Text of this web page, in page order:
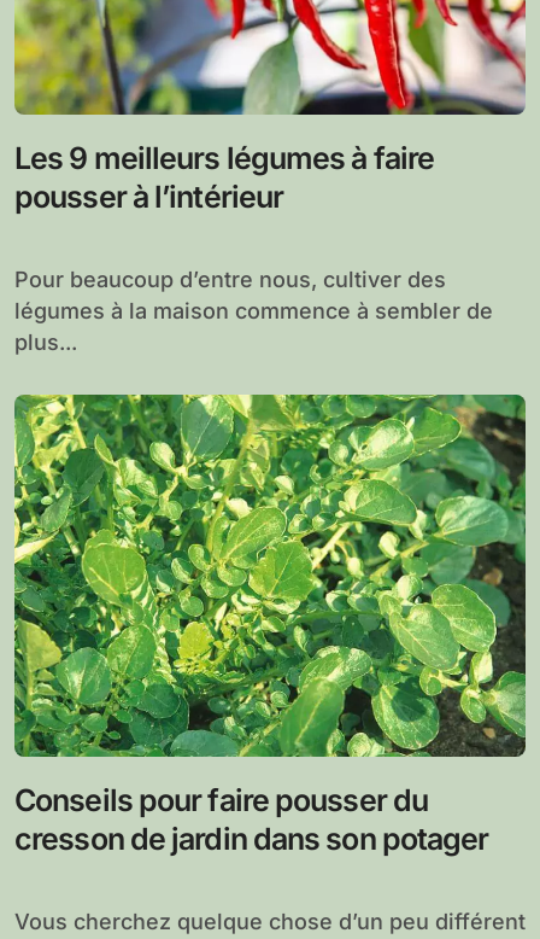
Les 9 meilleurs légumes à faire
pousser à l’intérieur
Pour beaucoup d’entre nous, cultiver des
légumes à la maison commence à sembler de
plus...
Conseils pour faire pousser du
cresson de jardin dans son potager
Vous cherchez quelque chose d’un peu différent